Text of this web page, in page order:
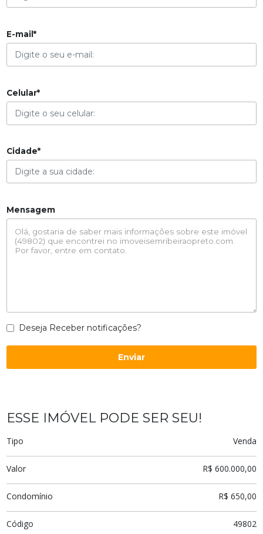
E-mail*
Celular*
Cidade*
Mensagem
Deseja Receber notificações?
Enviar
ESSE IMÓVEL PODE SER SEU!
Tipo Venda
Valor R$ 600.000,00
Condomínio R$ 650,00
Código 49802